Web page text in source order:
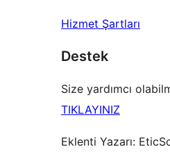
Hizmet Şartları
Destek
Size yardımcı
TIKLAYINIZ
Eklenti Yazarı: